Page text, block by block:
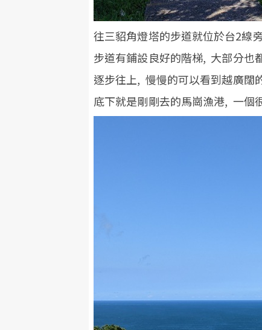
往三貂角燈塔的步道就位於台2線
步道有鋪設良好的階梯, 大部分也
逐步往上, 慢慢的可以看到越廣闊
底下就是剛剛去的馬崗漁港, 一個